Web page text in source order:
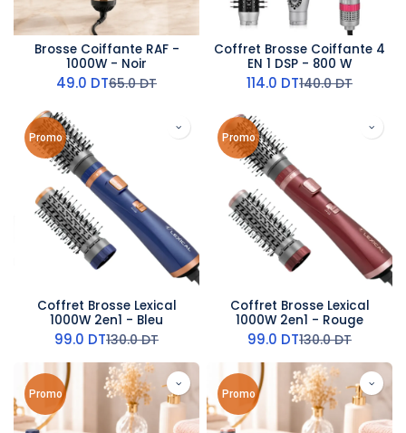
Brosse Coiffante RAF -
1000W - Noir
49.0 DT65.0DT
Coffret Brosse Coiffante 4
EN 1 DSP - 800 W
114.0 DT140.0DT
Promo
Coffret Brosse Lexical
1000W 2en1 - Bleu
99.0 DT130.0DT
Promo
Coffret Brosse Lexical
1000W 2en1 - Rouge
99.0 DT130.0DT
Promo Promo